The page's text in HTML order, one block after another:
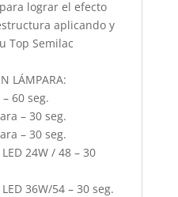
lograr el efecto
aplicando y
Top Semilac
LÁMPARA:
60 seg.
– 30 seg.
– 30 seg.
24W / 48 – 30
36W/54 – 30 seg.